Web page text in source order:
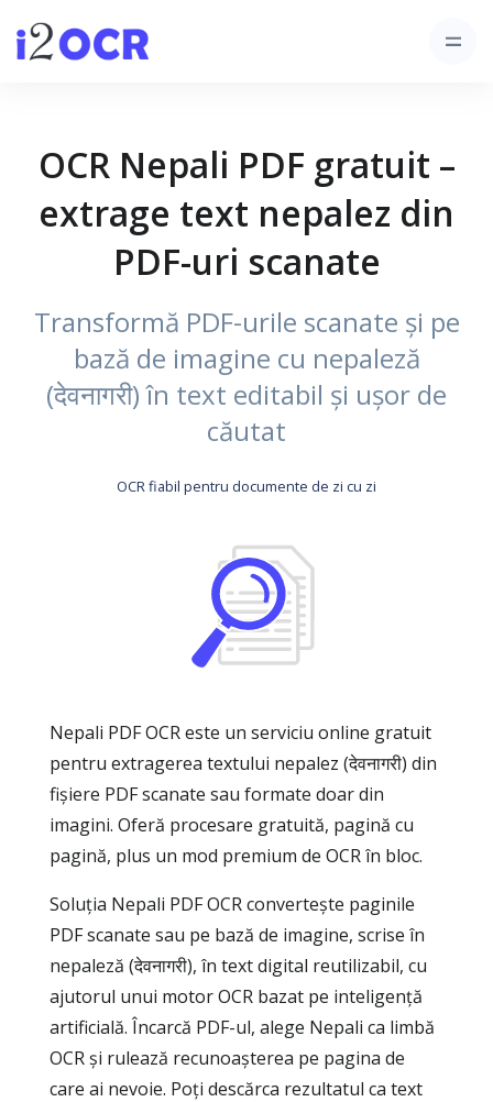
OCR Nepali PDF gratuit –
extrage text nepalez din
PDF-uri scanate
Transformă PDF-urile scanate și pe
bază de imagine cu nepaleză
(देवनागरी) în text editabil și ușor de
căutat
OCR fiabil pentru documente de zi cu zi
Nepali PDF OCR este un serviciu online gratuit
pentru extragerea textului nepalez (देवनागरी) din
fișiere PDF scanate sau formate doar din
imagini. Oferă procesare gratuită, pagină cu
pagină, plus un mod premium de OCR în bloc.
Soluția Nepali PDF OCR convertește paginile
PDF scanate sau pe bază de imagine, scrise în
nepaleză (देवनागरी), în text digital reutilizabil, cu
ajutorul unui motor OCR bazat pe inteligență
artificială. Încarcă PDF-ul, alege Nepali ca limbă
OCR și rulează recunoașterea pe pagina de
care ai nevoie. Poți descărca rezultatul ca text